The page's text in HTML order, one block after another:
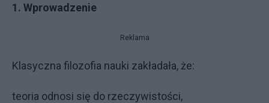
1. Wprowadzenie
Reklama
Klasyczna filozofia nauki zakładała, że:
teoria odnosi się do rzeczywistości,